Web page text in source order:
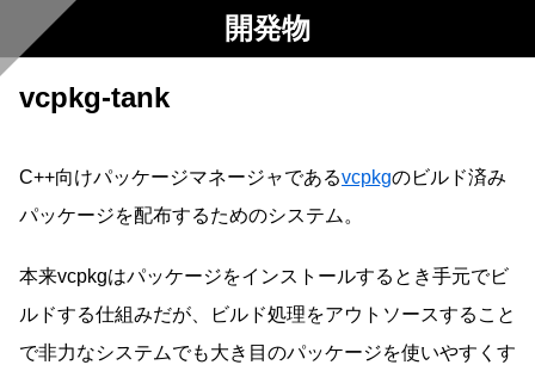
開発物
vcpkg-tank
C++向けパッケージマネージャであるvcpkgのビルド済み
パッケージを配布するためのシステム。
本来vcpkgはパッケージをインストールするとき手元でビ
ルドする仕組みだが、ビルド処理をアウトソースすること
で非力なシステムでも大き目のパッケージを使いやすくす